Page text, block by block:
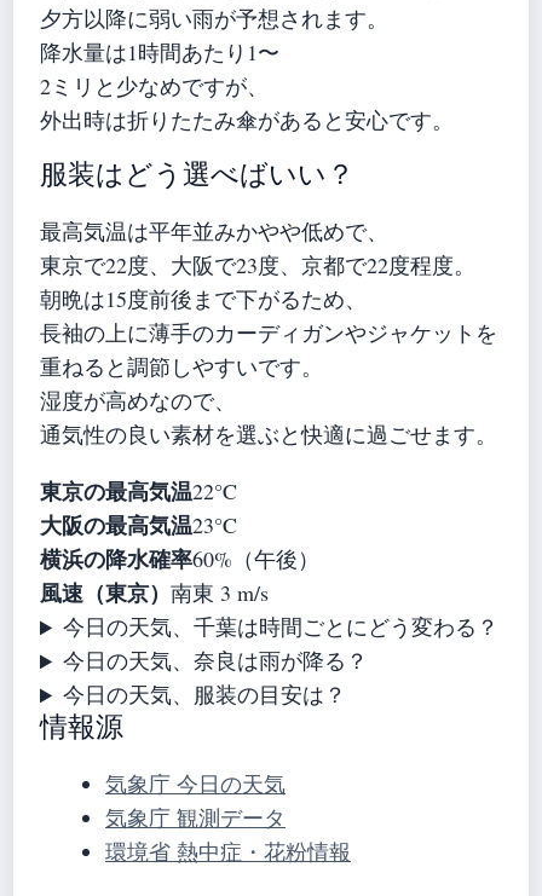
夕方以降に弱い雨が予想されます。
降水量は1時間あたり1〜
2ミリと少なめですが、
外出時は折りたたみ傘があると安心です。
服装はどう選べばいい？
最高気温は平年並みかやや低めで、
東京で22度、大阪で23度、京都で22度程度。
朝晩は15度前後まで下がるため、
長袖の上に薄手のカーディガンやジャケットを
重ねると調節しやすいです。
湿度が高めなので、
通気性の良い素材を選ぶと快適に過ごせます。
東京の最高気温22°C
大阪の最高気温23°C
横浜の降水確率60%（午後）
風速（東京） 南東 3 m/s
今日の天気、千葉は時間ごとにどう変わる？
今日の天気、奈良は雨が降る？
今日の天気、服装の目安は？
情報源
気象庁 今日の天気
気象庁 観測データ
環境省 熱中症・花粉情報